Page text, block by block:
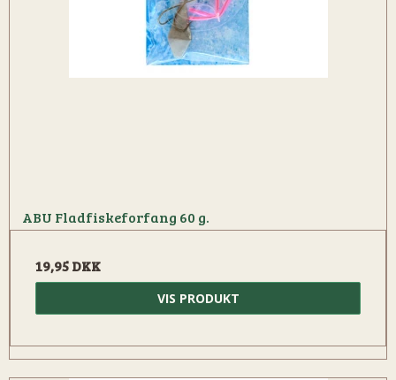
ABU Fladfiskeforfang 60 g.
19,95 DKK
VIS PRODUKT